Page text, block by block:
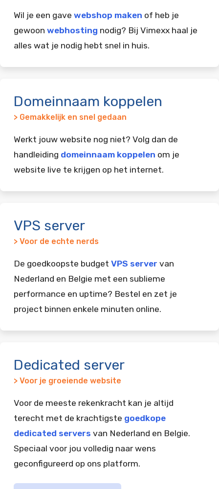
Wil je een gave webshop maken of heb je
gewoon webhosting nodig? Bij Vimexx haal je
alles wat je nodig hebt snel in huis.
Domeinnaam koppelen
> Gemakkelijk en snel gedaan
Werkt jouw website nog niet? Volg dan de
handleiding domeinnaam koppelen om je
website live te krijgen op het internet.
VPS server
> Voor de echte nerds
De goedkoopste budget VPS server van
Nederland en Belgie met een sublieme
performance en uptime? Bestel en zet je
project binnen enkele minuten online.
Dedicated server
> Voor je groeiende website
Voor de meeste rekenkracht kan je altijd
terecht met de krachtigste goedkope
dedicated servers van Nederland en Belgie.
Speciaal voor jou volledig naar wens
geconfigureerd op ons platform.